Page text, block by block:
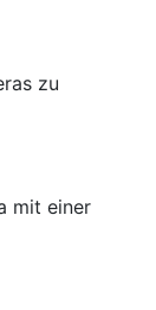
zu
mit einer